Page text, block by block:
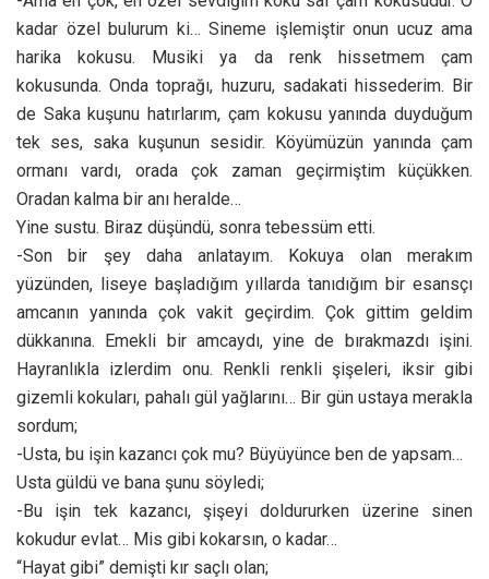
kadar özel bulurum ki… Sineme işlemiştir onun ucuz ama
harika kokusu. Musiki ya da renk hissetmem çam
kokusunda. Onda toprağı, huzuru, sadakati hissederim. Bir
de Saka kuşunu hatırlarım, çam kokusu yanında duyduğum
tek ses, saka kuşunun sesidir. Köyümüzün yanında çam
ormanı vardı, orada çok zaman geçirmiştim küçükken.
Oradan kalma bir anı heralde…
Yine sustu. Biraz düşündü, sonra tebessüm etti.
-Son bir şey daha anlatayım. Kokuya olan merakım
yüzünden, liseye başladığım yıllarda tanıdığım bir esansçı
amcanın yanında çok vakit geçirdim. Çok gittim geldim
dükkanına. Emekli bir amcaydı, yine de bırakmazdı işini.
Hayranlıkla izlerdim onu. Renkli renkli şişeleri, iksir gibi
gizemli kokuları, pahalı gül yağlarını… Bir gün ustaya merakla
sordum;
-Usta, bu işin kazancı çok mu? Büyüyünce ben de yapsam…
Usta güldü ve bana şunu söyledi;
-Bu işin tek kazancı, şişeyi doldururken üzerine sinen
kokudur evlat… Mis gibi kokarsın, o kadar…
“Hayat gibi” demişti kır saçlı olan;